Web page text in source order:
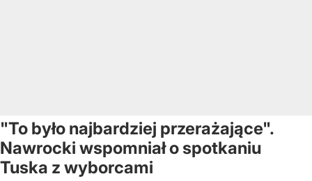
"To było najbardziej przerażające".
Nawrocki wspomniał o spotkaniu
Tuska z wyborcami